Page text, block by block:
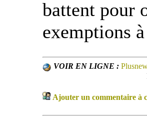
battent pour
exemptions
VOIR EN LIGNE :
Ajouter un commentaire à